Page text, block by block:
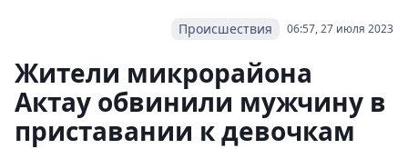
06:57, 27 июля 2023
Происшествия
Жители микрорайона
Актау обвинили мужчину в
приставании к девочкам